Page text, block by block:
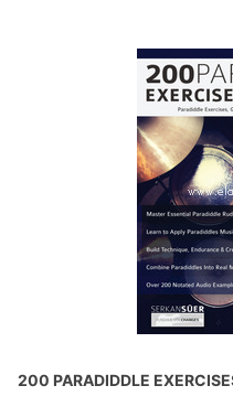
200 PARADIDDLE